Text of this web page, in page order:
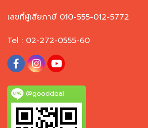
เลขที่ผู้เสียภาษี 010-555-012-5772
Tel : 02-272-0555-60
@gooddeal